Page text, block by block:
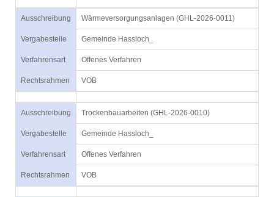
Ausschreibung Wärmeversorgungsanlagen (GHL-2026-0011)
Vergabestelle Gemeinde Hassloch_
Verfahrensart Offenes Verfahren
Rechtsrahmen VOB
Ausschreibung Trockenbauarbeiten (GHL-2026-0010)
Vergabestelle Gemeinde Hassloch_
Verfahrensart Offenes Verfahren
Rechtsrahmen VOB